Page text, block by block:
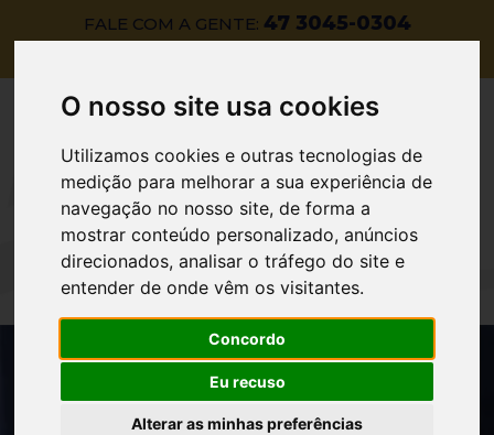
O nosso site usa cookies
Utilizamos cookies e outras tecnologias de
medição para melhorar a sua experiência de
navegação no nosso site, de forma a
mostrar conteúdo personalizado, anúncios
direcionados, analisar o tráfego do site e
entender de onde vêm os visitantes.
Concordo
Eu recuso
Alterar as minhas preferências
FALE COM A GENTE: 47 3045-0304